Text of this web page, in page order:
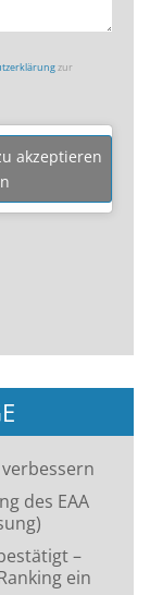
zur
akzeptieren
des EAA
–
ein